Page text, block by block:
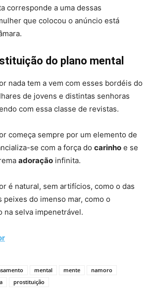
corresponde a uma dessas
que colocou o anúncio está
do plano mental
nada tem a vem com esses bordéis do
de jovens e distintas senhoras
com essa classe de revistas.
começa sempre por um elemento de
se com a força do carinho e se
adoração infinita.
é natural, sem artifícios, como o das
peixes do imenso mar, como o
na selva impenetrável.
mental mente
namoro
prostituição